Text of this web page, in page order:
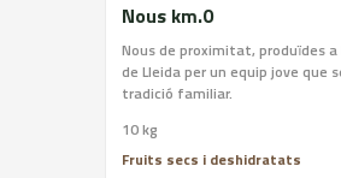
Nous km.0
Nous de proximitat, produïdes
de Lleida per un equip jove que
tradició familiar.
10 kg
Fruits secs i deshidratats